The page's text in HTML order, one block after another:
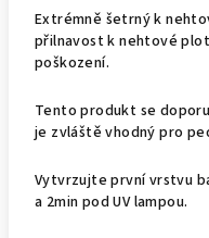
Extrémně šetrný k
přilnavost k nehtové
poškození.
Tento produkt se
je zvláště vhodný pro
Vytvrzujte první vrstvu
a 2min pod UV lampou.